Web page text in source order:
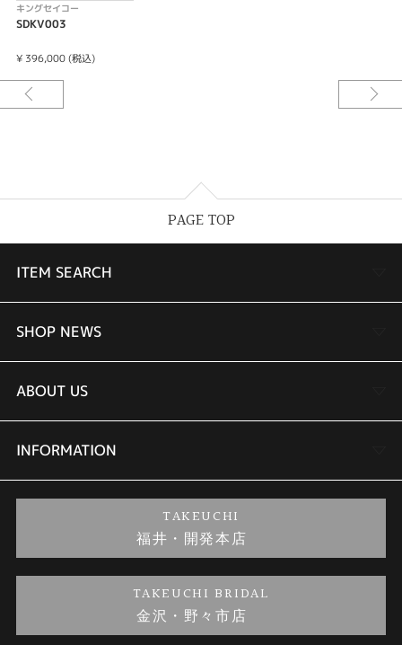
キングセイコー
SDKV003
¥ 396,000 (税込)
PAGE TOP
ITEM SEARCH
婚約指輪
結婚指輪
セットリング
婚約ネックレス
金・プラチナのお取引
SHOP NEWS
TAKEUCHI BRIDAL金沢本店情報
商品一覧
ブランドリスト
金澤指輪工房｜手作りペアリング
金澤指輪工房｜手作り結婚指輪 and 婚約指輪
ABOUT US
会社概要
お客様の声
INFORMATION
プライバシーポリシー
TAKEUCHI
福井・開発本店
TAKEUCHI BRIDAL
金沢・野々市店